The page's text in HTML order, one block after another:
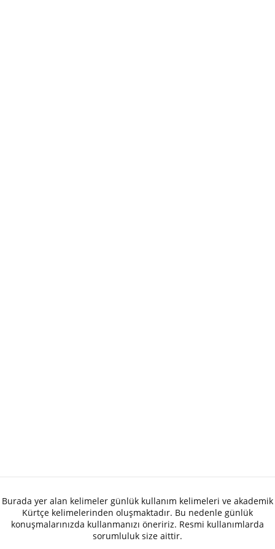
Burada yer alan kelimeler günlük kullanım kelimeleri ve akademik
Kürtçe kelimelerinden oluşmaktadır. Bu nedenle günlük
konuşmalarınızda kullanmanızı öneririz. Resmi kullanımlarda
sorumluluk size aittir.